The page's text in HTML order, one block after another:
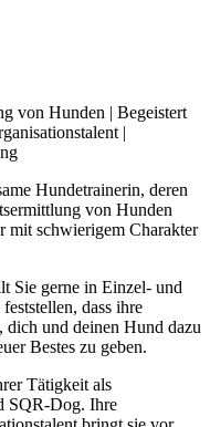
von Hunden | Begeistert
|
Hundetrainerin, deren
von Hunden
mit schwierigem Charakter
Sie gerne in Einzel- und
dass ihre
dich und deinen Hund dazu
Bestes zu geben.
Tätigkeit als
SQR-Dog. Ihre